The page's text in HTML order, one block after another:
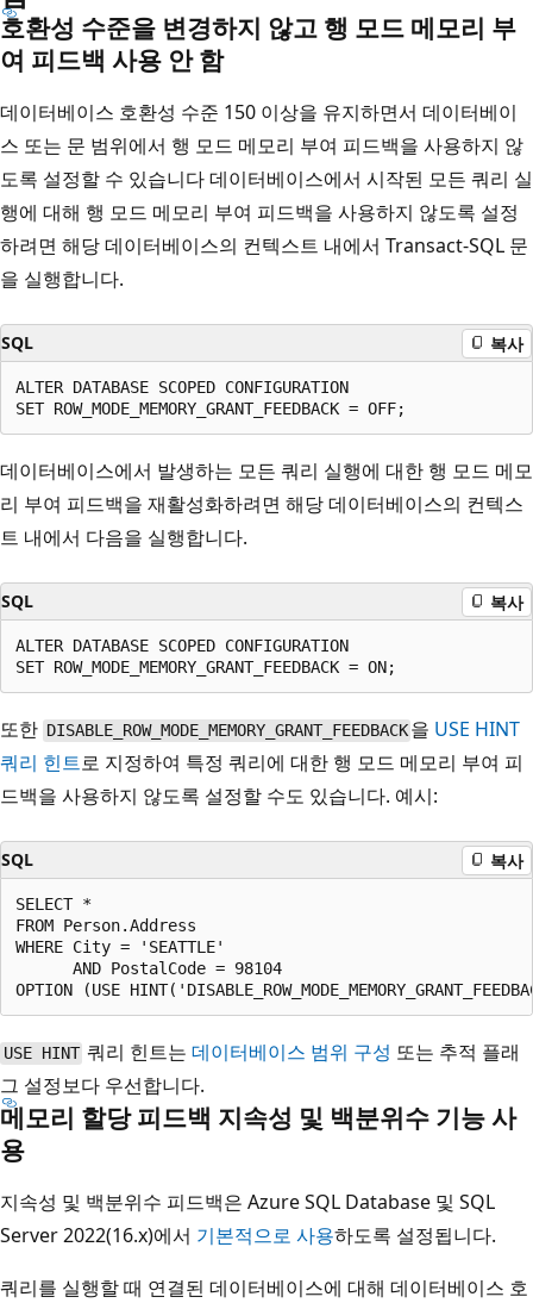
호환성 수준을 변경하지 않고 행 모드 메모리 부
여 피드백 사용 안 함
데이터베이스 호환성 수준 150 이상을 유지하면서 데이터베이
스 또는 문 범위에서 행 모드 메모리 부여 피드백을 사용하지 않
도록 설정할 수 있습니다 데이터베이스에서 시작된 모든 쿼리 실
행에 대해 행 모드 메모리 부여 피드백을 사용하지 않도록 설정
하려면 해당 데이터베이스의 컨텍스트 내에서 Transact-SQL 문
을 실행합니다.
SQL 복사
ALTER DATABASE SCOPED CONFIGURATION
데이터베이스에서 발생하는 모든 쿼리 실행에 대한 행 모드 메모
리 부여 피드백을 재활성화하려면 해당 데이터베이스의 컨텍스
트 내에서 다음을 실행합니다.
SQL 복사
ALTER DATABASE SCOPED CONFIGURATION
또한 DISABLE_ROW_MODE_MEMORY_GRANT_FEEDBACK 을 USE HINT
쿼리 힌트로 지정하여 특정 쿼리에 대한 행 모드 메모리 부여 피
드백을 사용하지 않도록 설정할 수도 있습니다. 예시:
SQL 복사
SELECT *
FROM Person.Address
WHERE City = 'SEATTLE'
      AND PostalCode = 98104
USE HINT 쿼리 힌트는데이터베이스 범위 구성 또는 추적 플래
그 설정보다 우선합니다.
메모리 할당 피드백 지속성 및 백분위수 기능 사
용
지속성 및 백분위수 피드백은 Azure SQL Database 및 SQL
Server 2022(16.x)에서 기본적으로 사용하도록 설정됩니다.
쿼리를 실행할 때 연결된 데이터베이스에 대해 데이터베이스 호